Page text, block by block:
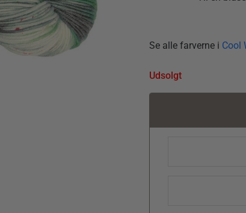
Se alle farverne i Cool
Udsolgt